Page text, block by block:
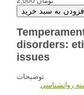
disorders:
issues
توضیحات
روانشناسي